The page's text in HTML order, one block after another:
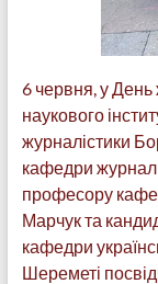
6 червня, у День
наукового
журналістики
кафедри
професору
Марчук та
кафедри
Шереметі